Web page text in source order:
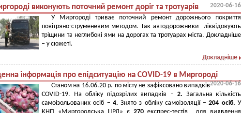
виконують поточний ремонт доріг та тротуарів 2020-06-16
У Миргороді триває поточний ремонт дорожнього покриття
повітряно-струменевим методом. Так автодорожники ліквідовують
тріщини та неглибокі ями на дорогах та тротуарах міста. Докладніше
– у сюжеті.
Докладніше
інформація про епідситуацію на COVID-19 в Миргороді
2020-06-16
Станом на 16.06.20 р. по місту не зафіксовано випадків
COVID-19. На обліку підозрілих випадків – 2. Загальна кількість
самоізольованих осіб – 4.Знято з обліку самоізоляції –204 осіб.У